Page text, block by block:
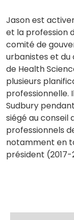
Jason est
et la profession
comité de
urbanistes et
de Health
plusieurs
professionnelle.
Sudbury
siégé au conseil
professionnels
notamment en
président (2017-